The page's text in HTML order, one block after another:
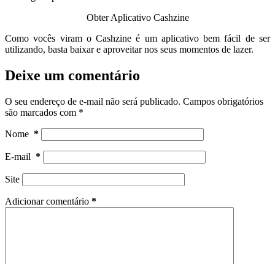
Obter Aplicativo Cashzine
Como vocês viram o Cashzine é um aplicativo bem fácil de ser
utilizando, basta baixar e aproveitar nos seus momentos de lazer.
Deixe um comentário
O seu endereço de e-mail não será publicado. Campos obrigatórios
são marcados com *
Nome *
E-mail *
Site
Adicionar comentário *